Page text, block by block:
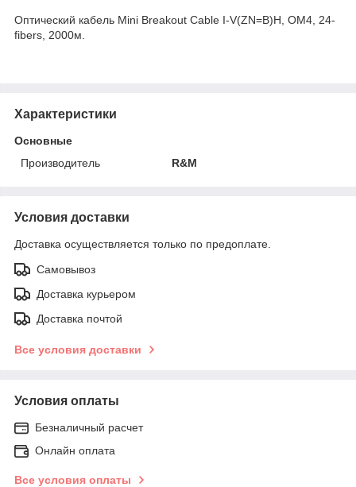
Оптический кабель Mini Breakout Cable I-V(ZN=B)H, OM4, 24-
fibers, 2000м.
Характеристики
Основные
Производитель
R&M
Условия доставки
Доставка осуществляется только по предоплате.
Самовывоз
Доставка курьером
Доставка почтой
Все условия доставки
Условия оплаты
Безналичный расчет
Онлайн оплата
Все условия оплаты